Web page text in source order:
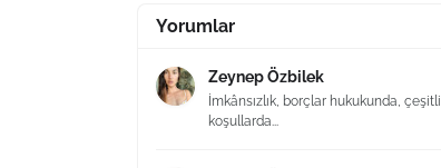
Yorumlar
Zeynep Özbilek
İmkânsızlık, borçlar hukukunda, çeşitli
koşullarda...